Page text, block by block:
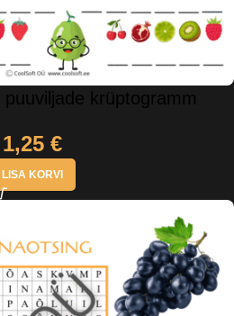
krüptogramm
1,25 €
LISA KORVI